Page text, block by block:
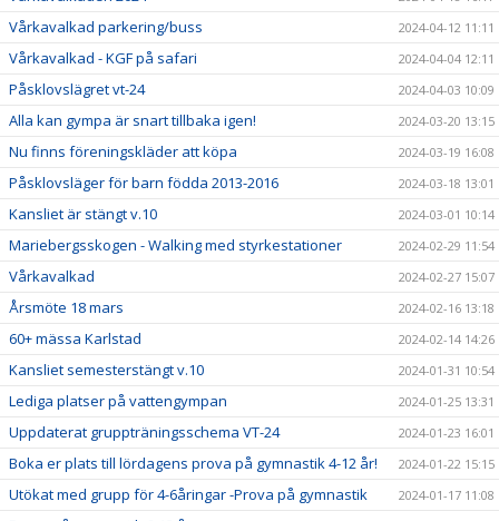
Vårkavalkad parkering/buss 2024-04-12 11:11
Vårkavalkad - KGF på safari 2024-04-04 12:11
Påsklovslägret vt-24 2024-04-03 10:09
Alla kan gympa är snart tillbaka igen! 2024-03-20 13:15
Nu finns föreningskläder att köpa 2024-03-19 16:08
Påsklovsläger för barn födda 2013-2016 2024-03-18 13:01
Kansliet är stängt v.10 2024-03-01 10:14
Mariebergsskogen - Walking med styrkestationer 2024-02-29 11:54
Vårkavalkad 2024-02-27 15:07
Årsmöte 18 mars 2024-02-16 13:18
60+ mässa Karlstad 2024-02-14 14:26
Kansliet semesterstängt v.10 2024-01-31 10:54
Lediga platser på vattengympan 2024-01-25 13:31
Uppdaterat gruppträningsschema VT-24 2024-01-23 16:01
Boka er plats till lördagens prova på gymnastik 4-12 år! 2024-01-22 15:15
Utökat med grupp för 4-6åringar -Prova på gymnastik 2024-01-17 11:08